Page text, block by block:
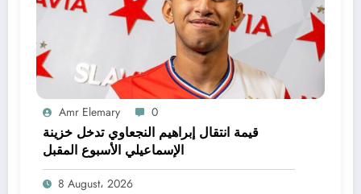
Amr Elemary 0
قيمة انتقال إبراهيم النجعاوي تدخل خزينة
الإسماعيلي الأسبوع المقبل
8 August، 2026